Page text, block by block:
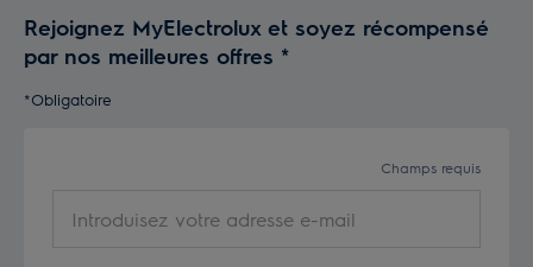
Rejoignez MyElectrolux et soyez récompensé
par nos meilleures offres *
*Obligatoire
Champs requis
votre